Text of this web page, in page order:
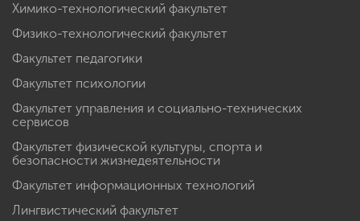
Химико-технологический факультет
Физико-технологический факультет
Факультет педагогики
Факультет психологии
Факультет управления и социально-технических
сервисов
Факультет физической культуры, спорта и
безопасности жизнедеятельности
Факультет информационных технологий
Лингвистический факультет